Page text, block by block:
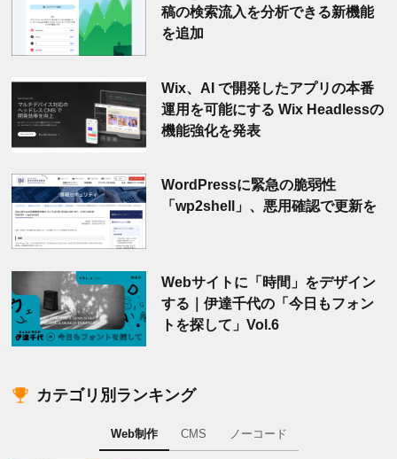
稿の検索流入を分析できる新機能
を追加
Wix、AI で開発したアプリの本番
運用を可能にする Wix Headlessの
機能強化を発表
WordPressに緊急の脆弱性
「wp2shell」、悪用確認で更新を
Webサイトに「時間」をデザイン
する｜伊達千代の「今日もフォン
トを探して」Vol.6
カテゴリ別ランキング
Web制作 CMS ノーコード